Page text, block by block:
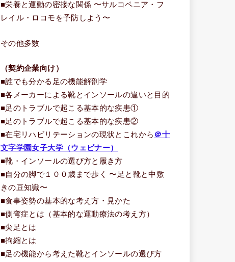
■栄養と運動の密接な関係 〜サルコペニア・フ
レイル・ロコモを予防しよう〜
その他多数
（契約企業向け）
■誰でも分かる足の機能解剖学
■各メーカーによる靴とインソールの違いと目的
■足のトラブルで起こる基本的な疾患①
■足のトラブルで起こる基本的な疾患②
■在宅リハビリテーションの現状とこれから ＠十
文字学園女子大学（ウェビナー）
■靴・インソールの選び方と履き方
■自分の脚で１００歳まで歩く 〜足と靴と中敷
きの豆知識〜
■食事姿勢の基本的な考え方・見かた
■側弯症とは（基本的な運動療法の考え方）
■尖足とは
■拘縮とは
■足の機能から考えた靴とインソールの選び方